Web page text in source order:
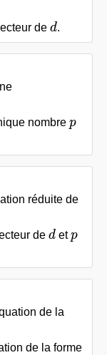
de d
d.
nombre p
p
réduite de
de d
d etp
p
de la
de la forme